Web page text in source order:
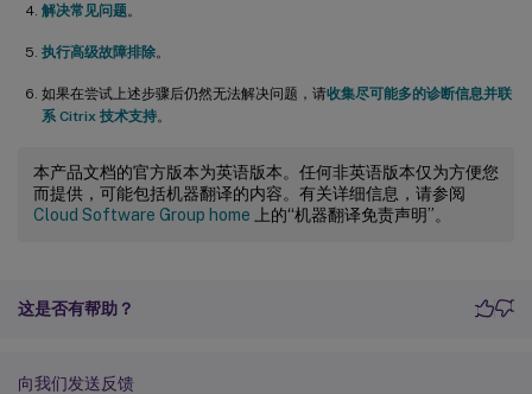
解决常见问题 。
执行高级故障排除。
如果在尝试上述步骤后仍然无法解决问题，请收集尽可能多的诊断信息并联
系 Citrix 技术支持。
本产品文档的官方版本为英语版本。任何非英语版本仅为方便您
而提供，可能包括机器翻译的内容。有关详细信息，请参阅
Cloud Software Group home 上的“机器翻译免责声明”。
这是否有帮助？
向我们发送反馈